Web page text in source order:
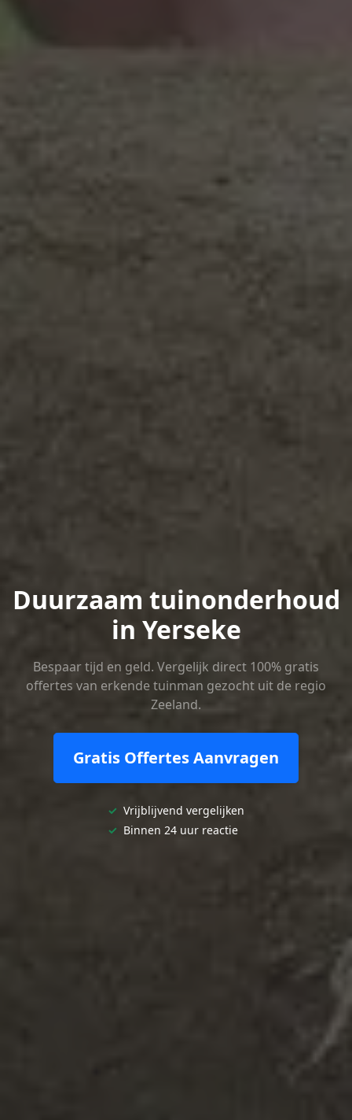
Duurzaam tuinonderhoud
in Yerseke
Bespaar tijd en geld. Vergelijk direct 100% gratis
offertes van erkende tuinman gezocht uit de regio
Zeeland.
Gratis Offertes Aanvragen
✓ Vrijblijvend vergelijken
✓ Binnen 24 uur reactie